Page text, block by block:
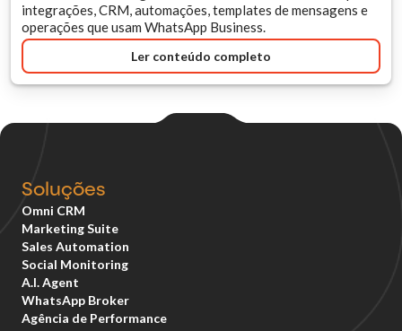
integrações, CRM, automações, templates de mensagens e
operações que usam WhatsApp Business.
Ler conteúdo completo
Soluções
Omni CRM
Marketing Suite
Sales Automation
Social Monitoring
A.I. Agent
WhatsApp Broker
Agência de Performance